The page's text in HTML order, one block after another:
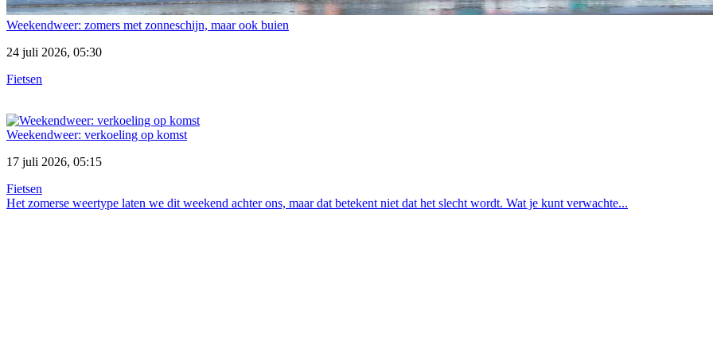
Weekendweer: zomers met zonneschijn, maar ook buien
24 juli 2026, 05:30
Fietsen
Weekendweer: verkoeling op komst
17 juli 2026, 05:15
Fietsen
Het zomerse weertype laten we dit weekend achter ons, maar dat betekent niet dat het slecht wordt. Wat je kunt verwachte...